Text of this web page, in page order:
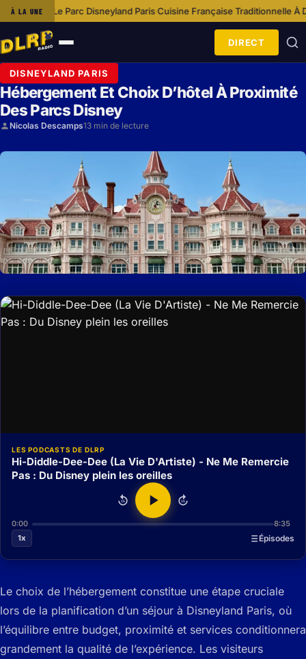
À LA UNEParis·Cuisine Française Traditionnelle À Disneyland Paris·
Ouvrir
le
menu
DIRECT
DISNEYLAND PARIS
Hébergement Et Choix D’hôtel À Proximité
Des Parcs Disney
Nicolas Descamps13 min de lecture
LES PODCASTS DE DLRP
Hi-Diddle-Dee-Dee (La Vie D'Artiste) - Ne Me Remercie
Pas : Du Disney plein les oreilles
15 15
0:00
8:35
1x
Épisodes
Le choix de l’hébergement constitue une étape cruciale
lors de la planification d’un séjour à Disneyland Paris, où
l’équilibre entre budget, proximité et services conditionnera
grandement la qualité de l’expérience. Les visiteurs